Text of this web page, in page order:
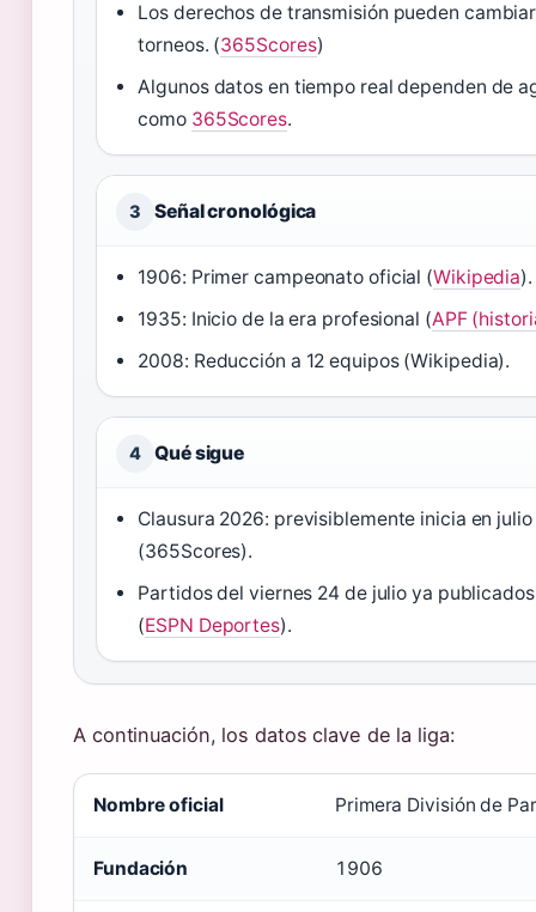
Los derechos de transmisión pueden
torneos. (365Scores)
Algunos datos en tiempo real dependen de
como 365Scores.
3 Señal cronológica
1906: Primer campeonato oficial (Wikipedia).
1935: Inicio de la era profesional (APF
2008: Reducción a 12 equipos (Wikipedia).
4 Qué sigue
Clausura 2026: previsiblemente inicia en julio
(365Scores).
Partidos del viernes 24 de julio ya publicados
(ESPN Deportes).
A continuación, los datos clave de la liga:
Nombre oficial Primera División de
Fundación 1906